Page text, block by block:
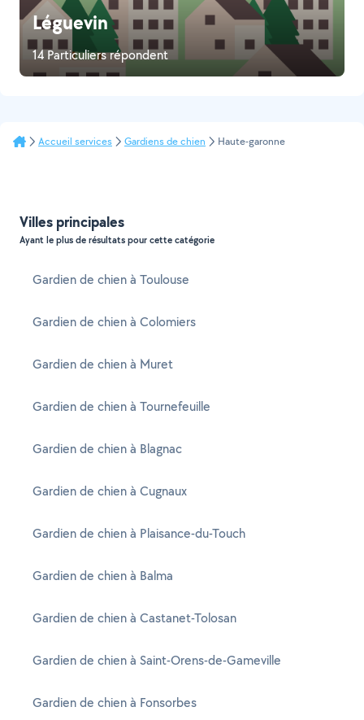
Léguevin
14 Particuliers répondent
Accueil services Gardiens de chien Haute-garonne
Villes principales
Ayant le plus de résultats pour cette catégorie
Gardien de chien à Toulouse
Gardien de chien à Colomiers
Gardien de chien à Muret
Gardien de chien à Tournefeuille
Gardien de chien à Blagnac
Gardien de chien à Cugnaux
Gardien de chien à Plaisance-du-Touch
Gardien de chien à Balma
Gardien de chien à Castanet-Tolosan
Gardien de chien à Saint-Orens-de-Gameville
Gardien de chien à Fonsorbes